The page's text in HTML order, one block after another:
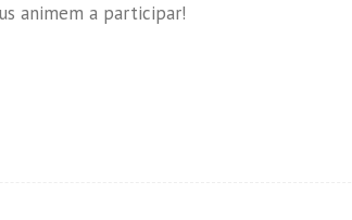
animem a participar!